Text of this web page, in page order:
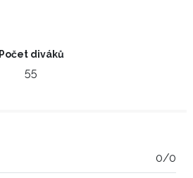
Počet diváků
55
0/0